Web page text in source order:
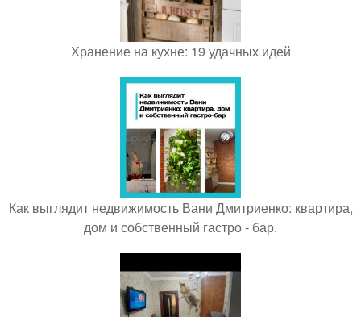
Хранение на кухне: 19 удачных идей
Как выглядит недвижимость Вани Дмитриенко: квартира,
дом и собственный гастро - бар.